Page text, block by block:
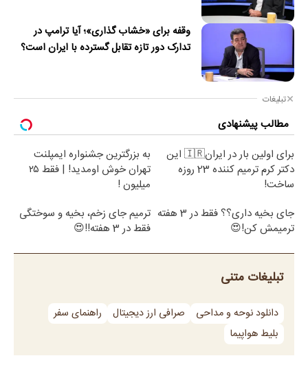
وقفه برای «خشاب گذاری»؛ آیا ترامپ در
تدارک دور تازه تقابل گسترده با ایران است؟
تبلیغات
مطالب پیشنهادی
برای اولین بار در ایران🇮🇷 این
دکتر کرم ترمیم کننده 23 روزه
ساخت!
به بزرگترین جشنواره ایمپلنت
تهران خوش اومدید! | فقط ۲۵
میلیون !
جای بخیه داری؟؟ فقط در 3 هفته
ترمیمش کن!😍
ترمیم جای زخم، بخیه و سوختگی
فقط در 3 هفته!!😍
تبلیغات متنی
دانلود نوحه و مداحی صرافی ارز دیجیتال
راهنمای سفر
بلیط هواپیما